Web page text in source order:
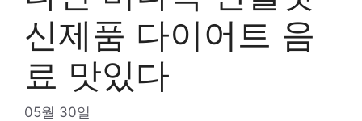
신제품 다이어트 음
료 맛있다
05월 30일